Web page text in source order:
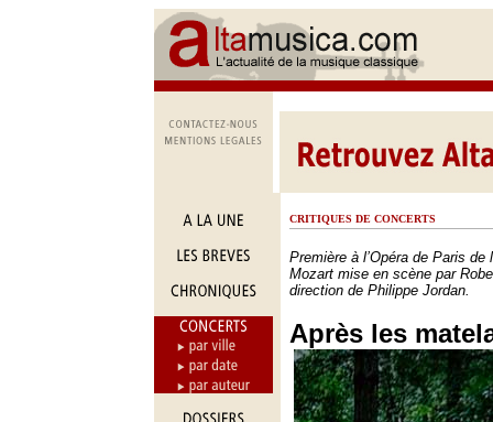
CRITIQUES DE CONCERTS
Première à l’Opéra de Paris
Mozart mise en scène par
direction de Philippe Jordan.
Après les